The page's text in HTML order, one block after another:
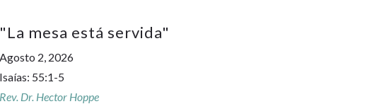
"La mesa está servida"
Agosto 2, 2026
Isaías: 55:1-5
Rev. Dr. Hector Hoppe